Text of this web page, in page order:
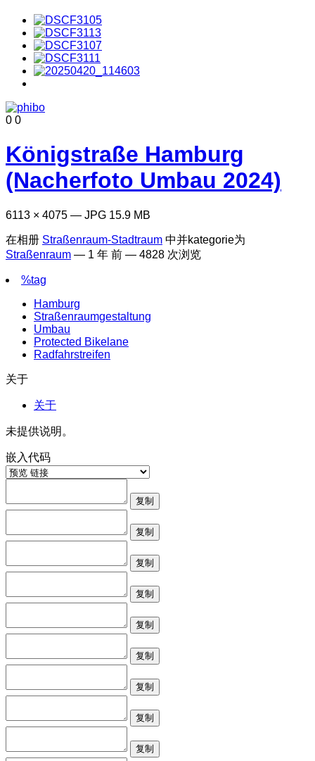
0 0
Königstraße Hamburg
(Nacherfoto Umbau 2024)
6113 × 4075 — JPG 15.9 MB
在相册 Straßenraum-Stadtraum 中并kategorie为
Straßenraum — 1 年 前 — 4828 次浏览
%tag
Hamburg
Straßenraumgestaltung
Umbau
Protected Bikelane
Radfahrstreifen
关于
关于
未提供说明。
嵌入代码
复制
复制
复制
复制
复制
复制
复制
复制
复制